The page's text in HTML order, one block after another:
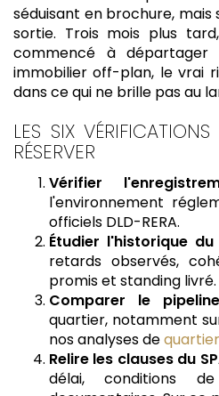
séduisant en brochure,
sortie. Trois mois plus
commencé à départager
immobilier off-plan, le vrai
dans ce qui ne brille pas au
LES SIX
RÉSERVER
Vérifier
l'environnement
officiels DLD-RERA.
Étudier l'historique
retards observés,
promis et standing livré.
Comparer le
quartier, notamment
nos analyses de
Relire les clauses du
délai, conditions